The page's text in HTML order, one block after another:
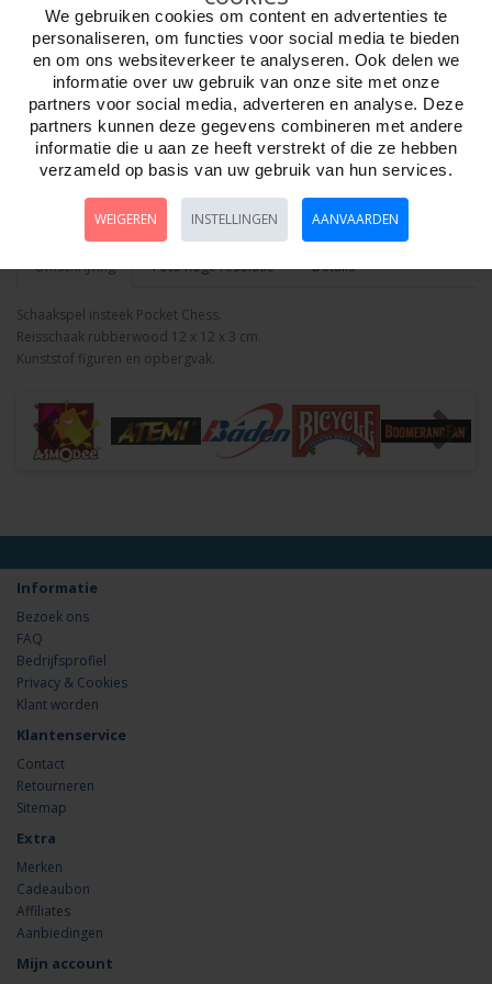
Aantal
Omschrijving Foto hoge resolutie Details
Schaakspel insteek Pocket Chess.
Reisschaak rubberwood 12 x 12 x 3 cm.
Kunststof figuren en opbergvak.
Informatie
Bezoek ons
FAQ
Bedrijfsprofiel
Privacy & Cookies
Klant worden
Klantenservice
Contact
Retourneren
Sitemap
Extra
Merken
Cadeaubon
Affiliates
Aanbiedingen
Mijn account
We gebruiken cookies om content en advertenties te
personaliseren, om functies voor social media te bieden
en om ons websiteverkeer te analyseren. Ook delen we
informatie over uw gebruik van onze site met onze
partners voor social media, adverteren en analyse. Deze
partners kunnen deze gegevens combineren met andere
informatie die u aan ze heeft verstrekt of die ze hebben
verzameld op basis van uw gebruik van hun services.
WEIGEREN INSTELLINGEN AANVAARDEN